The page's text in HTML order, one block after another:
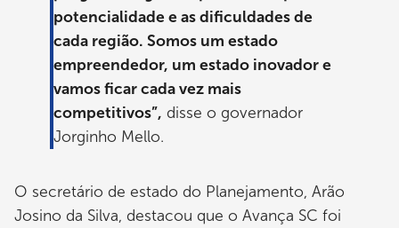
potencialidade e as dificuldades de
cada região. Somos um estado
empreendedor, um estado inovador e
vamos ficar cada vez mais
competitivos”, disse o governador
Jorginho Mello.
O secretário de estado do Planejamento, Arão
Josino da Silva, destacou que o Avança SC foi